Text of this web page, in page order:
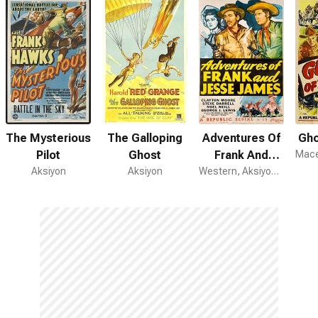
The Mysterious
Pilot
Aksiyon
The Galloping
Ghost
Aksiyon
Adventures Of
Frank And
Jesse James
Western, Aksiyon, Macera